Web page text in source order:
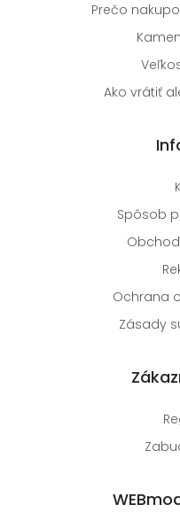
Prečo
Ako vrátiť
Spôsob
Ochrana
Zásady